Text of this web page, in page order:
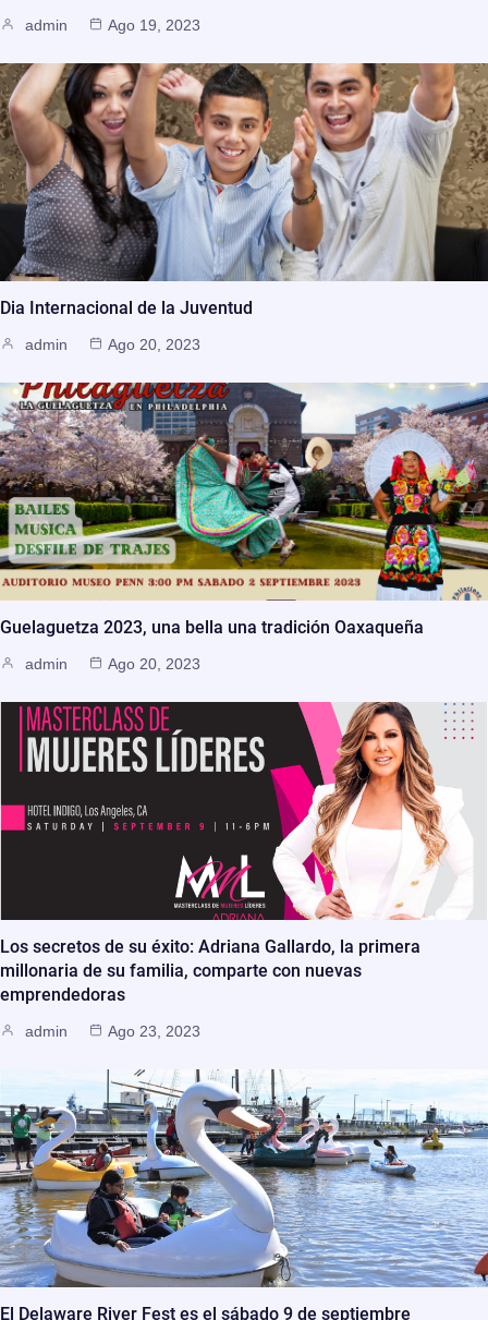
admin Ago 19, 2023
Dia Internacional de la Juventud
admin Ago 20, 2023
Guelaguetza 2023, una bella una tradición Oaxaqueña
admin Ago 20, 2023
Los secretos de su éxito: Adriana Gallardo, la primera
millonaria de su familia, comparte con nuevas
emprendedoras
admin Ago 23, 2023
El Delaware River Fest es el sábado 9 de septiembre